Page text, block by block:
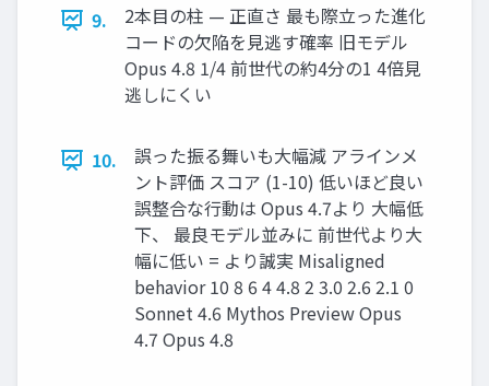
9.
2本目の柱 — 正直さ 最も際立った進化
コードの欠陥を見逃す確率 旧モデル
Opus 4.8 1/4 前世代の約4分の1 4倍見
逃しにくい
10.
誤った振る舞いも大幅減 アラインメ
ント評価 スコア (1-10) 低いほど良い
誤整合な行動は Opus 4.7より 大幅低
下、 最良モデル並みに 前世代より大
幅に低い = より誠実 Misaligned
behavior 10 8 6 4 4.8 2 3.0 2.6 2.1 0
Sonnet 4.6 Mythos Preview Opus
4.7 Opus 4.8